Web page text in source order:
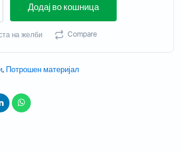
Додај во кошница
на желби Compare
, Потрошен материјал